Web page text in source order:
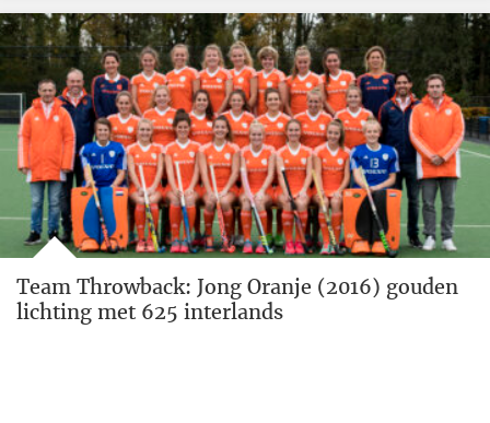
Team Throwback: Jong Oranje (2016) gouden
lichting met 625 interlands